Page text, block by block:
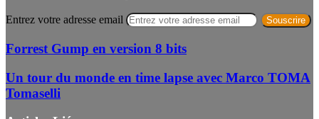
Entrez votre adresse email
Forrest Gump en version 8 bits
Un tour du monde en time lapse avec Marco TOMA
Tomaselli